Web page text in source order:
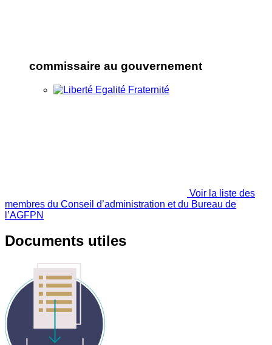
commissaire au gouvernement
Voir la liste des
membres du Conseil d’administration et du Bureau de
l’AGFPN
Documents utiles